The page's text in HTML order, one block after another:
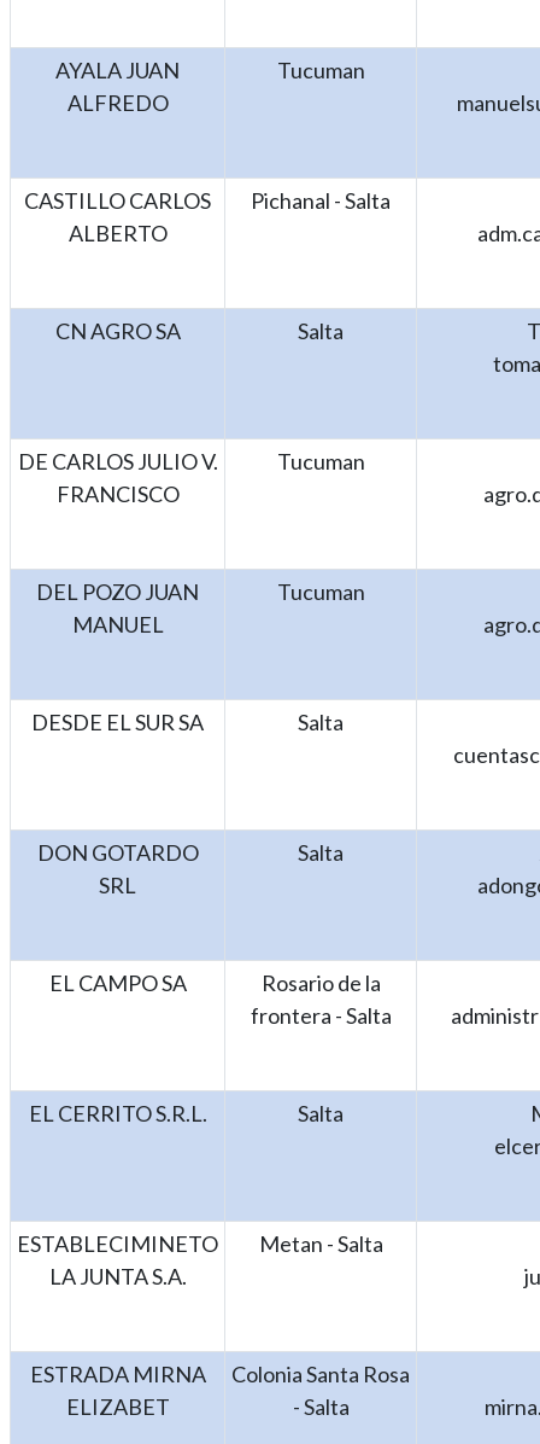
AYALA JUAN
ALFREDO
Tucuman
CASTILLO CARLOS
ALBERTO
Pichanal - Salta
CN AGRO SA Salta
DE CARLOS JULIO V.
FRANCISCO
Tucuman
DEL POZO JUAN
MANUEL
Tucuman
DESDE EL SUR SA
Salta
DON GOTARDO
SRL
Salta
EL CAMPO SA
Rosario de la
frontera - Salta
EL CERRITO S.R.L. Salta
ESTABLECIMINETO
LA JUNTA S.A.
Metan - Salta
ESTRADA MIRNA
ELIZABET
Colonia Santa Rosa
- Salta